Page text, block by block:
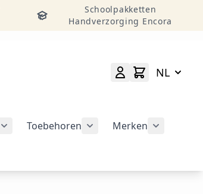
Schoolpakketten
Handverzorging Encora
NL
Toebehoren
Merken